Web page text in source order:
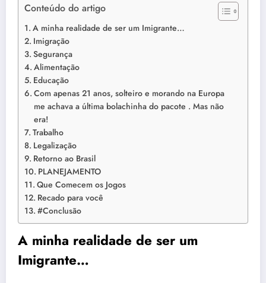
Conteúdo do artigo
A minha realidade de ser um Imigrante…
Imigração
Segurança
Alimentação
Educação
Com apenas 21 anos, solteiro e morando na Europa
me achava a última bolachinha do pacote . Mas não
era!
Trabalho
Legalização
Retorno ao Brasil
PLANEJAMENTO
Que Comecem os Jogos
Recado para você
#Conclusão
A minha realidade de ser um
Imigrante…